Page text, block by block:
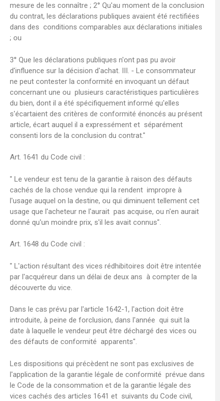
mesure de les connaître ; 2° Qu'au moment de la conclusion
du contrat, les déclarations publiques avaient été rectifiées
dans des conditions comparables aux déclarations initiales
; ou
3° Que les déclarations publiques n'ont pas pu avoir
d'influence sur la décision d'achat. III. - Le consommateur
ne peut contester la conformité en invoquant un défaut
concernant une ou plusieurs caractéristiques particulières
du bien, dont il a été spécifiquement informé qu'elles
s'écartaient des critères de conformité énoncés au présent
article, écart auquel il a expressément et séparément
consenti lors de la conclusion du contrat."
Art. 1641 du Code civil :
" Le vendeur est tenu de la garantie à raison des défauts
cachés de la chose vendue qui la rendent impropre à
l'usage auquel on la destine, ou qui diminuent tellement cet
usage que l'acheteur ne l'aurait pas acquise, ou n'en aurait
donné qu'un moindre prix, s'il les avait connus".
Art. 1648 du Code civil :
" L'action résultant des vices rédhibitoires doit être intentée
par l'acquéreur dans un délai de deux ans à compter de la
découverte du vice.
Dans le cas prévu par l'article 1642-1, l'action doit être
introduite, à peine de forclusion, dans l'année qui suit la
date à laquelle le vendeur peut être déchargé des vices ou
des défauts de conformité apparents".
Les dispositions qui précèdent ne sont pas exclusives de
l'application de la garantie légale de conformité prévue dans
le Code de la consommation et de la garantie légale des
vices cachés des articles 1641 et suivants du Code civil,